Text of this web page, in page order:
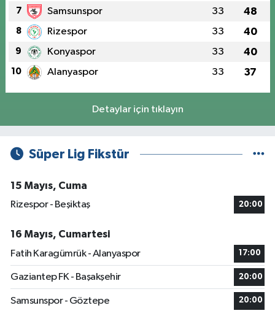
7 Samsunspor 33 48
8 Rizespor 33 40
9 Konyaspor 33 40
10 Alanyaspor 33 37
Detaylar için tıklayın
Süper Lig Fikstür
15 Mayıs, Cuma
Rizespor - Beşiktaş
20:00
16 Mayıs, Cumartesi
Fatih Karagümrük - Alanyaspor
17:00
Gaziantep FK - Başakşehir 20:00
Samsunspor - Göztepe 20:00